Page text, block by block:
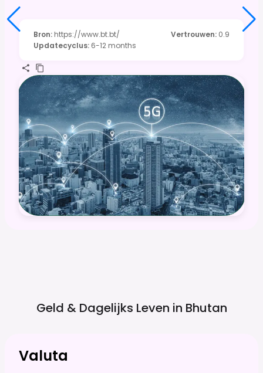
Bron: https://www.bt.bt/ Vertrouwen: 0.9
Updatecyclus: 6-12 months
Geld & Dagelijks Leven in Bhutan
Valuta